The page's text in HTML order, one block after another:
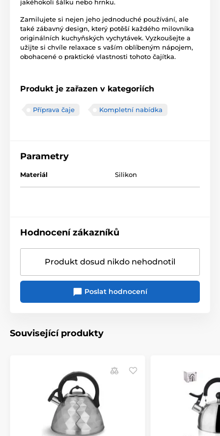
jakéhokoli šálku nebo hrnku.
Zamilujete si nejen jeho jednoduché používání, ale
také zábavný design, který potěší každého milovníka
originálních kuchyňských vychytávek. Vyzkoušejte a
užijte si chvíle relaxace s vaším oblíbeným nápojem,
obohacené o praktické vlastnosti tohoto čajítka.
Produkt je zařazen v kategoriích
Příprava čaje Kompletní nabídka
Parametry
Materiál Silikon
Hodnocení zákazníků
Produkt dosud nikdo nehodnotil
Poslat hodnocení
Související produkty